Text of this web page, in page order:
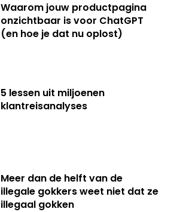
Waarom jouw productpagina
onzichtbaar is voor ChatGPT
(en hoe je dat nu oplost)
5 lessen uit miljoenen
klantreisanalyses
Meer dan de helft van de
illegale gokkers weet niet dat ze
illegaal gokken